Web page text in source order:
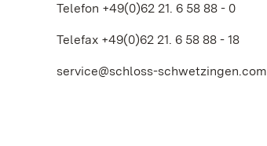
Telefon +49(0)62 21. 6 58 88 - 0
Telefax +49(0)62 21. 6 58 88 - 18
service@schloss-schwetzingen.com